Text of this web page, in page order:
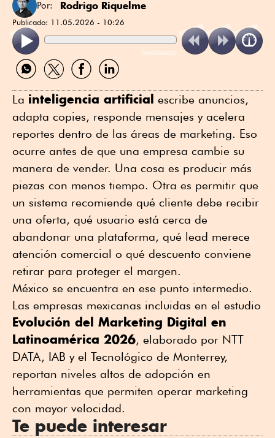
Por: Rodrigo Riquelme
Publicado: 11.05.2026 - 10:26
ReadSpeaker
Compartir
por
Compartir
por
Compartir
por
Compartir
por
La inteligencia artificial escribe anuncios,
adapta copies, responde mensajes y acelera
reportes dentro de las áreas de marketing. Eso
ocurre antes de que una empresa cambie su
manera de vender. Una cosa es producir más
piezas con menos tiempo. Otra es permitir que
un sistema recomiende qué cliente debe recibir
una oferta, qué usuario está cerca de
abandonar una plataforma, qué lead merece
atención comercial o qué descuento conviene
retirar para proteger el margen.
México se encuentra en ese punto intermedio.
Las empresas mexicanas incluidas en el estudio
Evolución del Marketing Digital en
Latinoamérica 2026, elaborado por NTT
DATA, IAB y el Tecnológico de Monterrey,
reportan niveles altos de adopción en
herramientas que permiten operar marketing
con mayor velocidad.
Te puede interesar